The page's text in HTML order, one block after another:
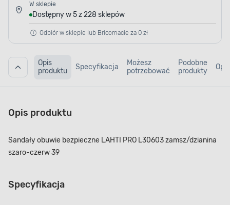
W sklepie
Dostępny w 5 z 228 sklepów
Odbiór w sklepie lub Bricomacie za 0 zł
Opis
produktu
Specyfikacja
Możesz
potrzebować
Podobne
produkty
Opis produktu
Sandały obuwie bezpieczne LAHTI PRO L30603 zamsz/dzianina
szaro-czerw 39
Specyfikacja